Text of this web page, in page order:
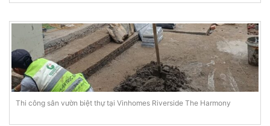
Thi công sân vườn biệt thự tại Vinhomes Riverside The Harmony